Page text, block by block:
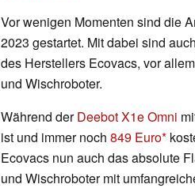
Vor wenigen Momenten sind die
2023 gestartet. Mit dabei sind
des Herstellers Ecovacs, vor
und Wischroboter.
Während derDeebot X1e Omni
ist und immer noch 849 Euro
Ecovacs nun auch das absolute
und Wischroboter mit